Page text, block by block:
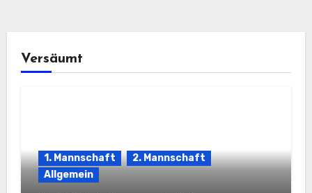
Versäumt
1. Mannschaft
2. Mannschaft
Allgemein